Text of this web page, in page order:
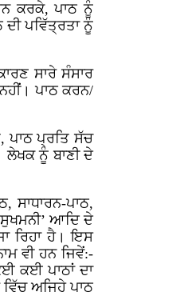
ਕਰਕੇ, ਪਾਠ ਨੂੰ
ਪਵਿੱਤ੍ਰਤਾ ਨੂੰ
ਸਾਰੇ ਸੰਸਾਰ
ਪਾਠ ਕਰਨ/
ਪਾਠ ਪ੍ਰਤਿ ਸੱਚ
ਲੇਖਕ ਨੂੰ ਬਾਣੀ ਦੇ
ਪਾਠ,
ਆਦਿ ਦੇ
ਰਿਹਾ ਹੈ। ਇਸ
ਵੀ ਹਨ ਜਿਵੇਂ:-
ਕਈ ਪਾਠਾਂ ਦਾ
ਅਜਿਹੇ ਪਾਠ